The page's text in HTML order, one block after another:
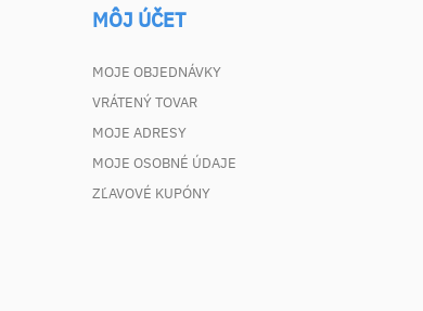
MÔJ ÚČET
MOJE OBJEDNÁVKY
VRÁTENÝ TOVAR
MOJE ADRESY
MOJE OSOBNÉ ÚDAJE
ZĽAVOVÉ KUPÓNY